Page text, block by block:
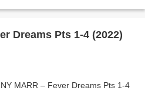
Dreams Pts 1-4 (2022)